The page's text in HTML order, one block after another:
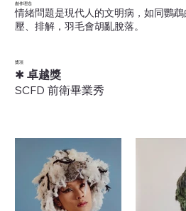
創作理念
情緒問題是現代人的文明病，如同鸚
壓、排解，羽毛會胡亂脫落。
獎項
✱ 卓越獎
SCFD 前衛畢業秀